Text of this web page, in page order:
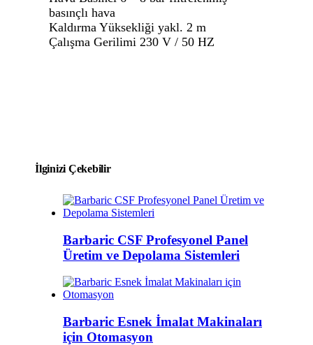
basınçlı hava
Kaldırma Yüksekliği yakl. 2 m
Çalışma Gerilimi 230 V / 50 HZ
İlginizi Çekebilir
Barbaric CSF Profesyonel Panel
Üretim ve Depolama Sistemleri
Barbaric Esnek İmalat Makinaları
için Otomasyon